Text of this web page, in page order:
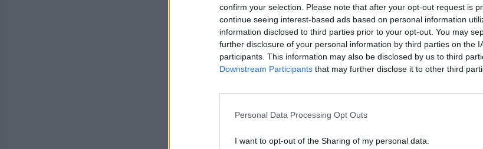
confirm your selection. Please note that after your opt-out request is
continue seeing interest-based ads based on personal information
information disclosed to third parties prior to your opt-out. You may
further disclosure of your personal information by third parties on the
participants. This information may also be disclosed by us to third
Downstream Participants that may further disclose it to other third
Personal Data Processing Opt Outs
I want to opt-out of the Sharing of my personal data.
Elfelejtette a jelszavát?
BEJELENTKEZÉS